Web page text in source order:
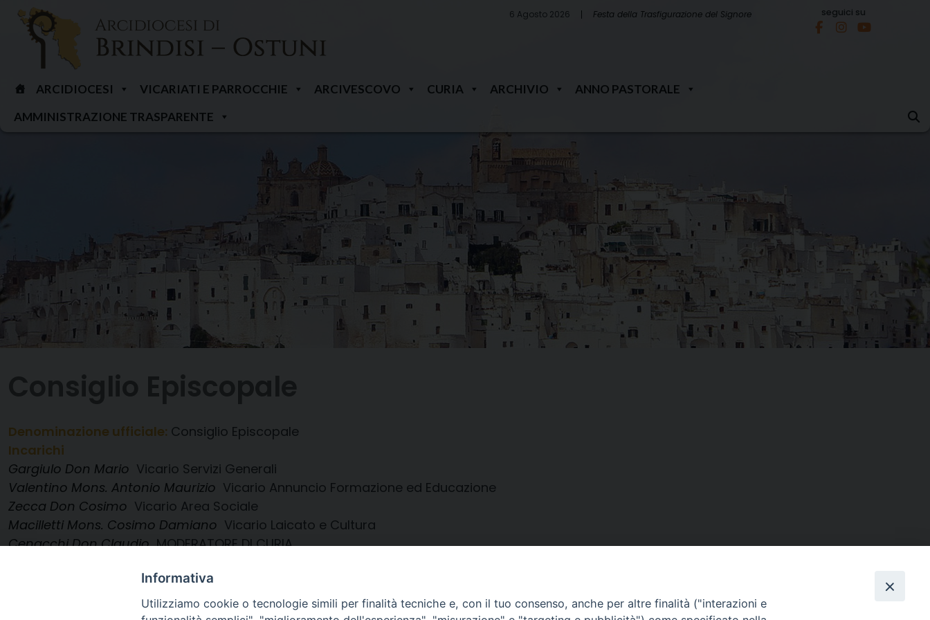
Skip
content
6 Agosto 2026 Festa della Trasfigurazione del Signore seguici su
ARCIDIOCESI VICARIATI E PARROCCHIE ARCIVESCOVO CURIA ARCHIVIO
ANNO PASTORALE
AMMINISTRAZIONE TRASPARENTE
Denominazione ufficiale: Consiglio Episcopale
Incarichi
Gargiulo Don Mario Vicario Servizi Generali
Valentino Mons. Antonio Maurizio Vicario Annuncio Formazione ed Educazione
Zecca Don Cosimo Vicario Area Sociale
Macilletti Mons. Cosimo Damiano Vicario Laicato e Cultura
Cenacchi Don ClaudioMODERATORE DI CURIA
Intini S.E. Mons. GiovanniARCIVESCOVO
Informativa
Utilizziamo cookie o tecnologie simili per finalità tecniche e, con il tuo consenso, anche per altre finalità ("interazioni e